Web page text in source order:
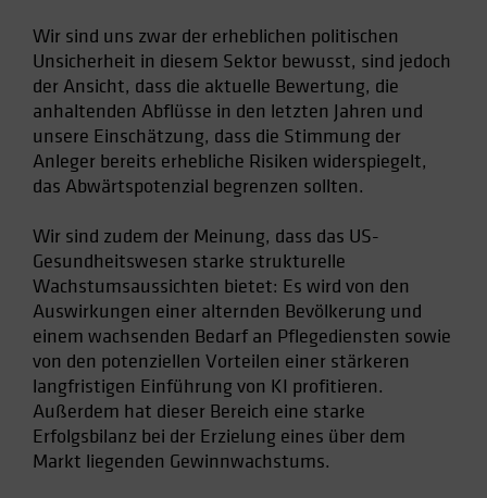
Wir sind uns zwar der erheblichen politischen
Unsicherheit in diesem Sektor bewusst, sind jedoch
der Ansicht, dass die aktuelle Bewertung, die
anhaltenden Abflüsse in den letzten Jahren und
unsere Einschätzung, dass die Stimmung der
Anleger bereits erhebliche Risiken widerspiegelt,
das Abwärtspotenzial begrenzen sollten.
Wir sind zudem der Meinung, dass das US-
Gesundheitswesen starke strukturelle
Wachstumsaussichten bietet: Es wird von den
Auswirkungen einer alternden Bevölkerung und
einem wachsenden Bedarf an Pflegediensten sowie
von den potenziellen Vorteilen einer stärkeren
langfristigen Einführung von KI profitieren.
Außerdem hat dieser Bereich eine starke
Erfolgsbilanz bei der Erzielung eines über dem
Markt liegenden Gewinnwachstums.